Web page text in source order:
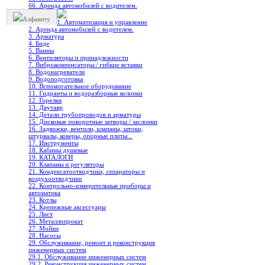
66. Аренда автомобилей с водителем.
Алфавиту
1. Автоматизация и управление
2. Аренда автомобилей с водителем.
3. Арматура
4. Биде
5. Ванны
6. Вентиляторы и принадлежности
7. Виброкомпенсаторы / гибкие вставки
8. Водонагреватели
9. Водоподготовка
10. Вспомогательное оборудование
11. Гидранты и водоразборные колонки
12. Горелки
13. Двутавр
14. Детали трубопроводов и арматуры
15. Дисковые поворотные затворы / заслонки
16. Задвижки, вентили, клапаны, штоки,
штурвалы, коверы, опорные плиты...
17. Инструменты
18. Кабины душевые
19. КАТАЛОГИ
20. Клапаны и регуляторы
21. Конденсатоотводчики, сепараторы и
воздухоотводчики
22. Контрольно-измерительные приборы и
автоматика
23. Котлы
24. Крепежные аксессуары
25. Лист
26. Металлопрокат
27. Мойки
28. Насосы
29. Обслуживание, ремонт и реконструкция
инженерных систем
29.1. Обслуживание инженерных систем